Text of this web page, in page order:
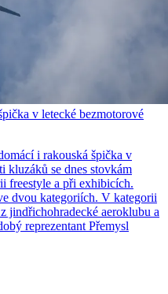
v letecké bezmotorové
i rakouská špička v
kluzáků se dnes stovkám
freestyle a při exhibicích.
dvou kategoriích. V kategorii
jindřichohradecké aeroklubu a
reprezentant Přemysl